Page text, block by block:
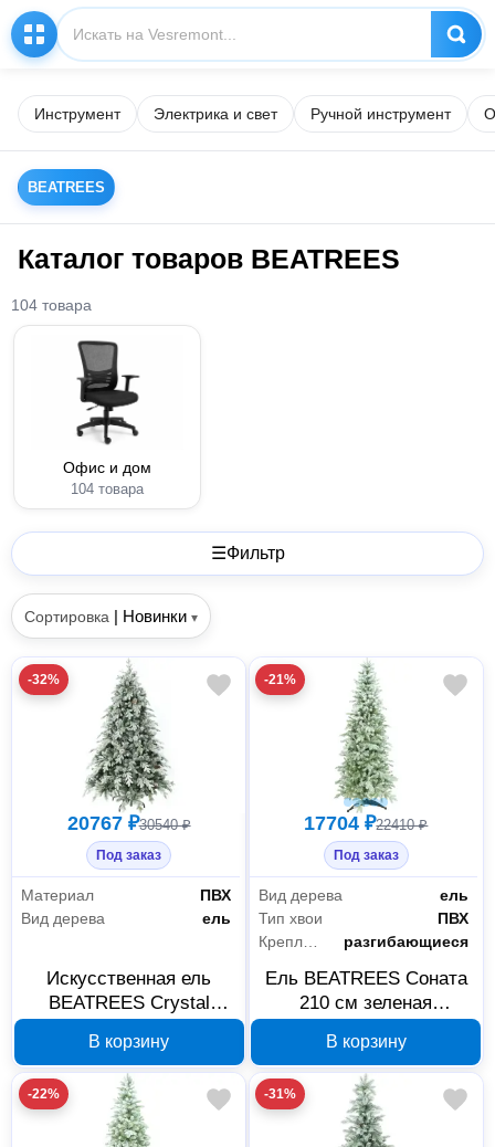
Инструмент Электрика и свет Ручной инструмент
BEATREES
Каталог товаров BEATREES
104 товара
Офис и дом
104 товара
☰Фильтр
Сортировка | Новинки ▾
-32%
20767 ₽30540 ₽
Под заказ
Материал
ПВХ
Вид дерева
ель
Искусственная ель
BEATREES Crystal
м 1041215
В корзину
-21%
17704 ₽22410 ₽
Под заказ
Вид дерева
ель
Тип хвои
ПВХ
Крепление веток
разгибающиеся
Ель BEATREES Соната
210 см зеленая
шишками 1047221
В корзину
-22% -31%